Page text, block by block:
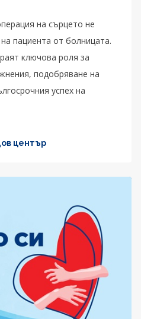
на сърцето не
пациента от болницата.
ключова роля за
подобряване на
успех на
център